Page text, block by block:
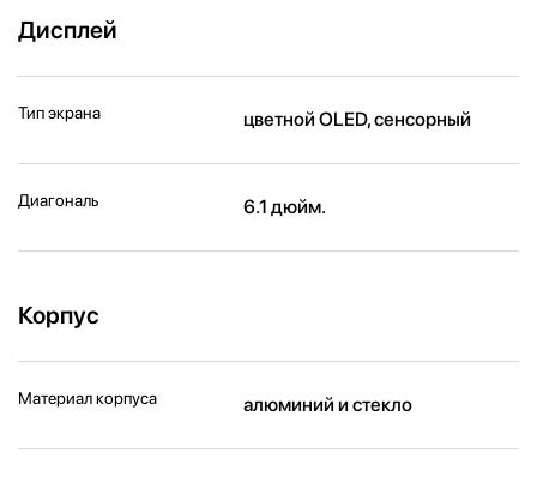
Дисплей
Тип экрана цветной OLED, сенсорный
Диагональ 6.1 дюйм.
Корпус
Материал корпуса алюминий и стекло